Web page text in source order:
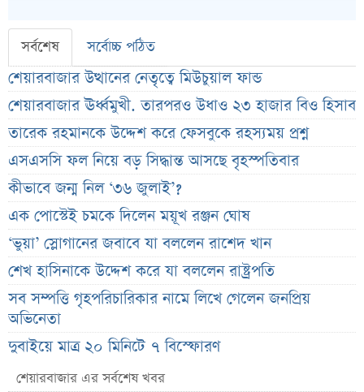
সর্বশেষ সর্বোচ্চ পঠিত
শেয়ারবাজার উত্থানের নেতৃত্বে মিউচুয়াল ফান্ড
শেয়ারবাজার ঊর্ধ্বমুখী. তারপরও উধাও ২৩ হাজার বিও হিসাব
তারেক রহমানকে উদ্দেশ করে ফেসবুকে রহস্যময় প্রশ্ন
এসএসসি ফল নিয়ে বড় সিদ্ধান্ত আসছে বৃহস্পতিবার
কীভাবে জন্ম নিল ‘৩৬ জুলাই’?
এক পোস্টেই চমকে দিলেন ময়ূখ রঞ্জন ঘোষ
‘ভুয়া’ স্লোগানের জবাবে যা বললেন রাশেদ খান
শেখ হাসিনাকে উদ্দেশ করে যা বললেন রাষ্ট্রপতি
সব সম্পত্তি গৃহপরিচারিকার নামে লিখে গেলেন জনপ্রিয়
অভিনেতা
দুবাইয়ে মাত্র ২০ মিনিটে ৭ বিস্ফোরণ
জাকারবার্গকে ৩ দিনের আলটিমেটাম ভারতের
শেয়ারবাজার এর সর্বশেষ খবর